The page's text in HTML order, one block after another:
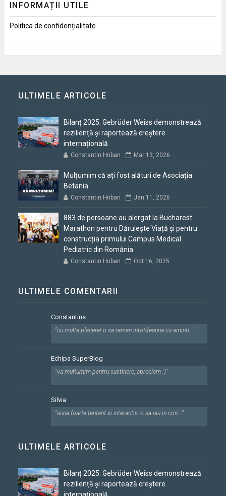
INFORMAȚII UTILE
Politica de confidențialitate
ULTIMELE ARTICOLE
Bilanț 2025: Gebrüder Weiss demonstrează
reziliență și raportează creștere
internațională
Constantin Hriban Mar 13, 2026
Mulțumim că ați fost alături de Asociația
Betania
Constantin Hriban Jan 11, 2026
883 de persoane au alergat la Bucharest
Marathon pentru Dăruiește Viață și pentru
construcția primului Campus Medical
Pediatric din România
Constantin Hriban Oct 16, 2025
ULTIMELE COMENTARII
Constantins
"cu multa placere! o sa raman intotdeauna cu aminti..."
Echipa SuperBlog
"va multumim pentru sustinere, apreciem :)"
Silvia
"suna foarte tentant si interactiv. o sa iau in con..."
ULTIMELE ARTICOLE
Bilanț 2025: Gebrüder Weiss demonstrează
reziliență și raportează creștere